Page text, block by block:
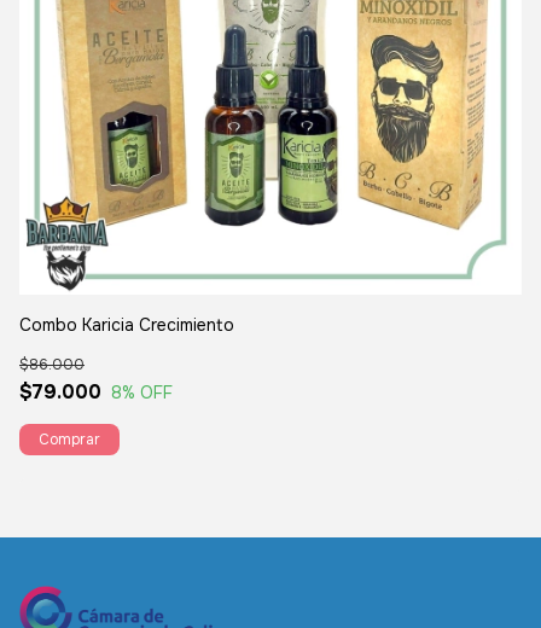
Combo Karicia Crecimiento
$79.000
$86.000
8% OFF